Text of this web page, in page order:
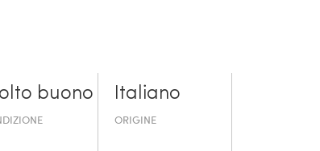
buono Italiano
ORIGINE